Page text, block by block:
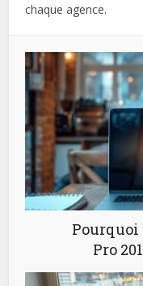
chaque agence.
Pourquoi
Pro